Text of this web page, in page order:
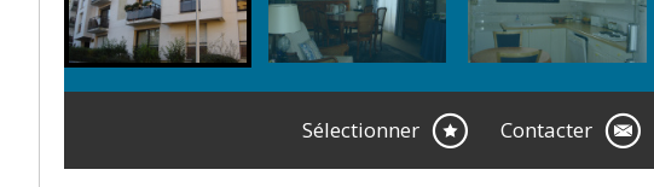
Sélectionner Contacter